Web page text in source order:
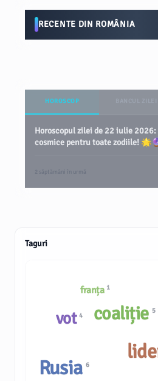
RECENTE DIN ROMÂNIA
HOROSCOP
Horoscopul zilei de 22 iulie 2026:
cosmice pentru toate zodiile!
2 săptămâni în urmă
Taguri
franța 1
Rusia6
vot4 coaliție 5